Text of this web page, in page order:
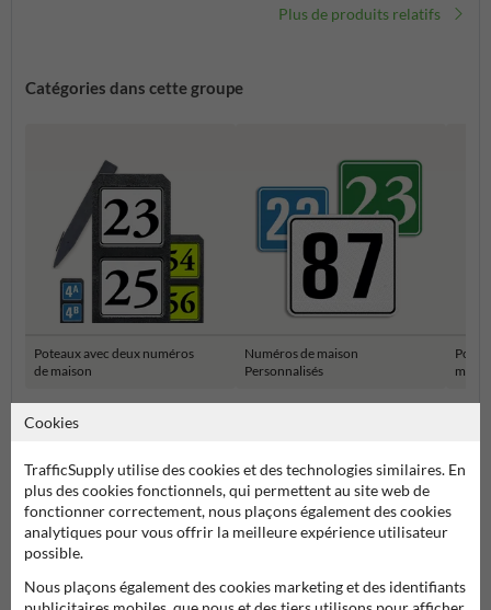
Plus de produits relatifs
Catégories dans cette groupe
Poteaux avec deux numéros
de maison
Numéros de maison
Personnalisés
Cookies
TrafficSupply utilise des cookies et des technologies similaires. En
plus des cookies fonctionnels, qui permettent au site web de
fonctionner correctement, nous plaçons également des cookies
analytiques pour vous offrir la meilleure expérience utilisateur
possible.
Nous plaçons également des cookies marketing et des identifiants